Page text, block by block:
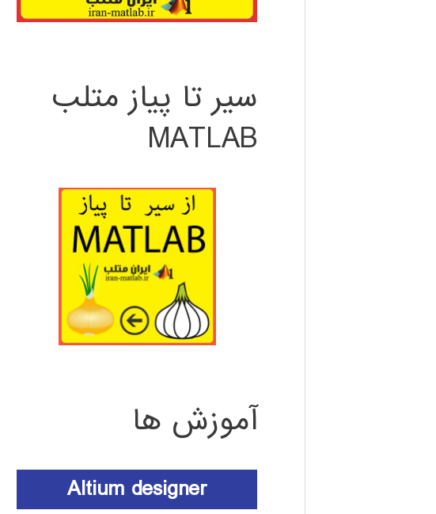
سیر تا پیاز متلب
MATLAB
آموزش ها
Altium designer